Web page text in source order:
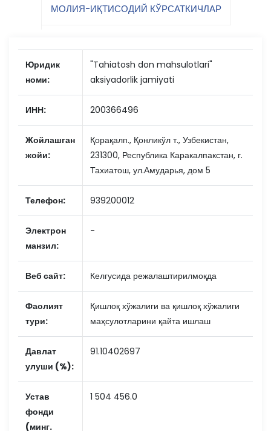
МОЛИЯ-ИҚТИСОДИЙ КЎРСАТКИЧЛАР
Юридик
номи:
"Tahiatosh don mahsulotlari"
aksiyadorlik jamiyati
ИНН: 200366496
Жойлашган
жойи:
Қорақалп., Қонликўл т., Узбекистан,
231300, Республика Каракалпакстан, г.
Тахиатош, ул.Амударья, дом 5
Телефон: 939200012
Электрон
манзил:
-
Веб сайт: Келгусида режалаштирилмоқда
Фаолият
тури:
Қишлоқ хўжалиги ва қишлоқ хўжалиги
маҳсулотларини қайта ишлаш
Давлат
улуши (%):
91.10402697
Устав
фонди
(минг.
1 504 456.0